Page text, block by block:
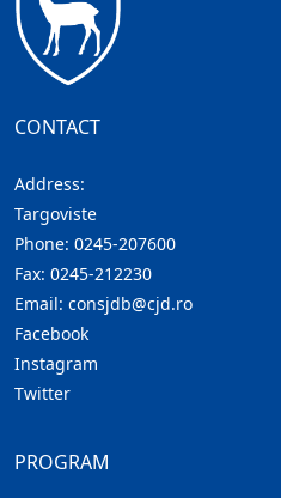
CONTACT
Address:
Targoviste
Phone: 0245-207600
Fax: 0245-212230
Email: consjdb@cjd.ro
Facebook
Instagram
Twitter
PROGRAM